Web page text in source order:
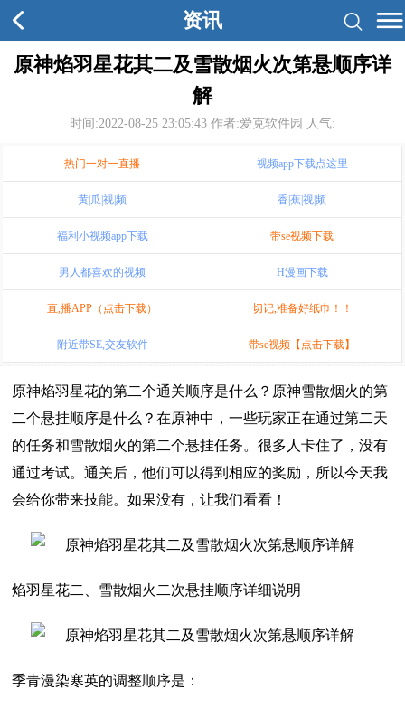
资讯
原神焰羽星花其二及雪散烟火次第悬顺序详
解
时间:2022-08-25 23:05:43 作者:爱克软件园 人气:
热门一对一直播 视频app下载点这里
黄|瓜|视|频 香|蕉|视|频
福利小视频app下载 带se视频下载
男人都喜欢的视频 H漫画下载
直,播APP（点击下载） 切记,准备好纸巾！！
附近带SE,交友软件 带se视频【点击下载】
原神焰羽星花的第二个通关顺序是什么？原神雪散烟火的第
二个悬挂顺序是什么？在原神中，一些玩家正在通过第二天
的任务和雪散烟火的第二个悬挂任务。很多人卡住了，没有
通过考试。通关后，他们可以得到相应的奖励，所以今天我
会给你带来技能。如果没有，让我们看看！
焰羽星花二、雪散烟火二次悬挂顺序详细说明
季青漫染寒英的调整顺序是：